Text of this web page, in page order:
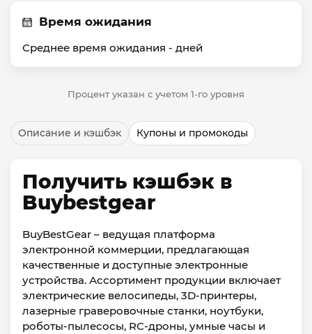
Время ожидания
Среднее время ожидания - дней
Процент указан с учетом 1-го уровня
Описание и кэшбэк Купоны и промокоды
Получить кэшбэк в
Buybestgear
BuyBestGear – ведущая платформа
электронной коммерции, предлагающая
качественные и доступные электронные
устройства. Ассортимент продукции включает
электрические велосипеды, 3D-принтеры,
лазерные граверовочные станки, ноутбуки,
роботы-пылесосы, RC-дроны, умные часы и